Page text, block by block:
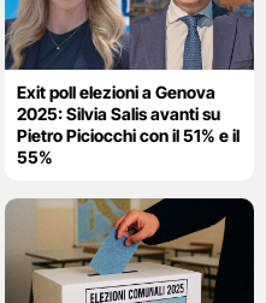
Exit poll elezioni a Genova
2025: Silvia Salis avanti su
Pietro Piciocchi con il 51% e il
55%